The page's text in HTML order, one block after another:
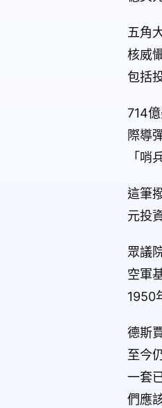
五角
核威
包括
714
際導
「哨
這筆
元投
眾議
空軍
1950
德斯
至今
一套
們應